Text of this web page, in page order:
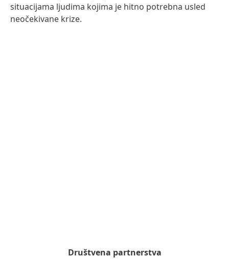
situacijama ljudima kojima je hitno potrebna usled
neočekivane krize.
Društvena partnerstva